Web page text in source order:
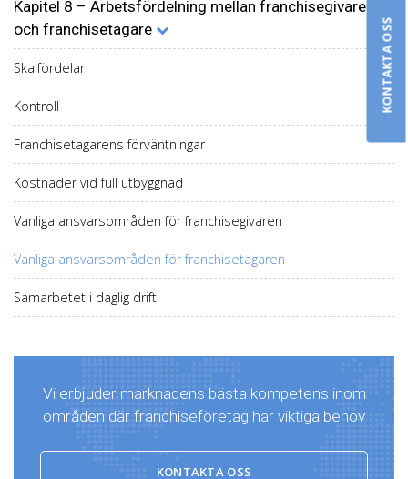
Kapitel 8 – Arbetsfördelning mellan franchisegivare
och franchisetagare
Skalfördelar
Kontroll
Franchisetagarens förväntningar
Kostnader vid full utbyggnad
Vanliga ansvarsområden för franchisegivaren
Vanliga ansvarsområden för franchisetagaren
Samarbetet i daglig drift
Vi erbjuder marknadens bästa kompetens inom
områden där franchiseföretag har viktiga behov
KONTAKTA OSS
KONTAKTA OSS